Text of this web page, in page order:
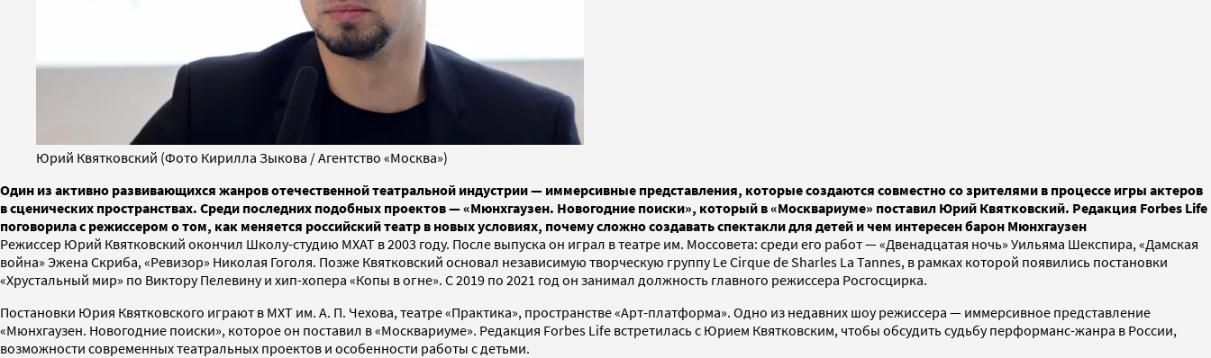
Юрий Квятковский (Фото Кирилла Зыкова / Агентство «Москва»)
Один из активно развивающихся жанров отечественной театральной индустрии — иммерсивные представления, которые создаются совместно со зрителями в процессе игры актеров
в сценических пространствах. Среди последних подобных проектов — «Мюнхгаузен. Новогодние поиски», который в «Москвариуме» поставил Юрий Квятковский. Редакция Forbes Life
поговорила с режиссером о том, как меняется российский театр в новых условиях, почему сложно создавать спектакли для детей и чем интересен барон Мюнхгаузен
Режиссер Юрий Квятковский окончил Школу-студию МХАТ в 2003 году. После выпуска он играл в театре им. Моссовета: среди его работ — «Двенадцатая ночь» Уильяма Шекспира, «Дамская
война» Эжена Скриба, «Ревизор» Николая Гоголя. Позже Квятковский основал независимую творческую группу Le Cirque de Sharles La Tannes, в рамках которой появились постановки
«Хрустальный мир» по Виктору Пелевину и хип-хопера «Копы в огне». С 2019 по 2021 год он занимал должность главного режиссера Росгосцирка.
Постановки Юрия Квятковского играют в МХТ им. А. П. Чехова, театре «Практика», пространстве «Арт-платформа». Одно из недавних шоу режиссера — иммерсивное представление
«Мюнхгаузен. Новогодние поиски», которое он поставил в «Москвариуме». Редакция Forbes Life встретилась с Юрием Квятковским, чтобы обсудить судьбу перформанс-жанра в России,
возможности современных театральных проектов и особенности работы с детьми.